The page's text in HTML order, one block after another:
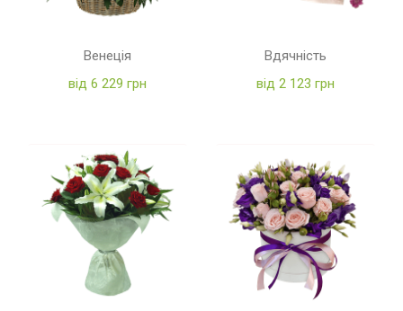
Венеція
від 6 229 грн
Вдячність
від 2 123 грн